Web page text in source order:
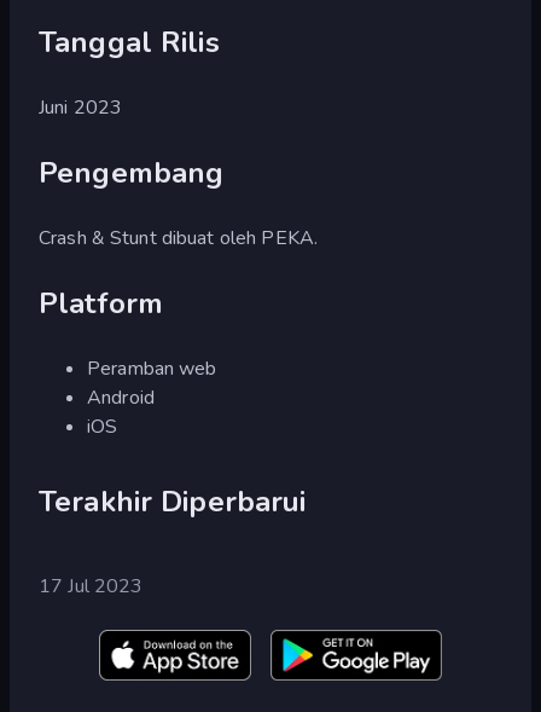
Tanggal Rilis
Juni 2023
Pengembang
Crash & Stunt dibuat oleh PEKA.
Platform
Peramban web
Android
iOS
Terakhir Diperbarui
17 Jul 2023